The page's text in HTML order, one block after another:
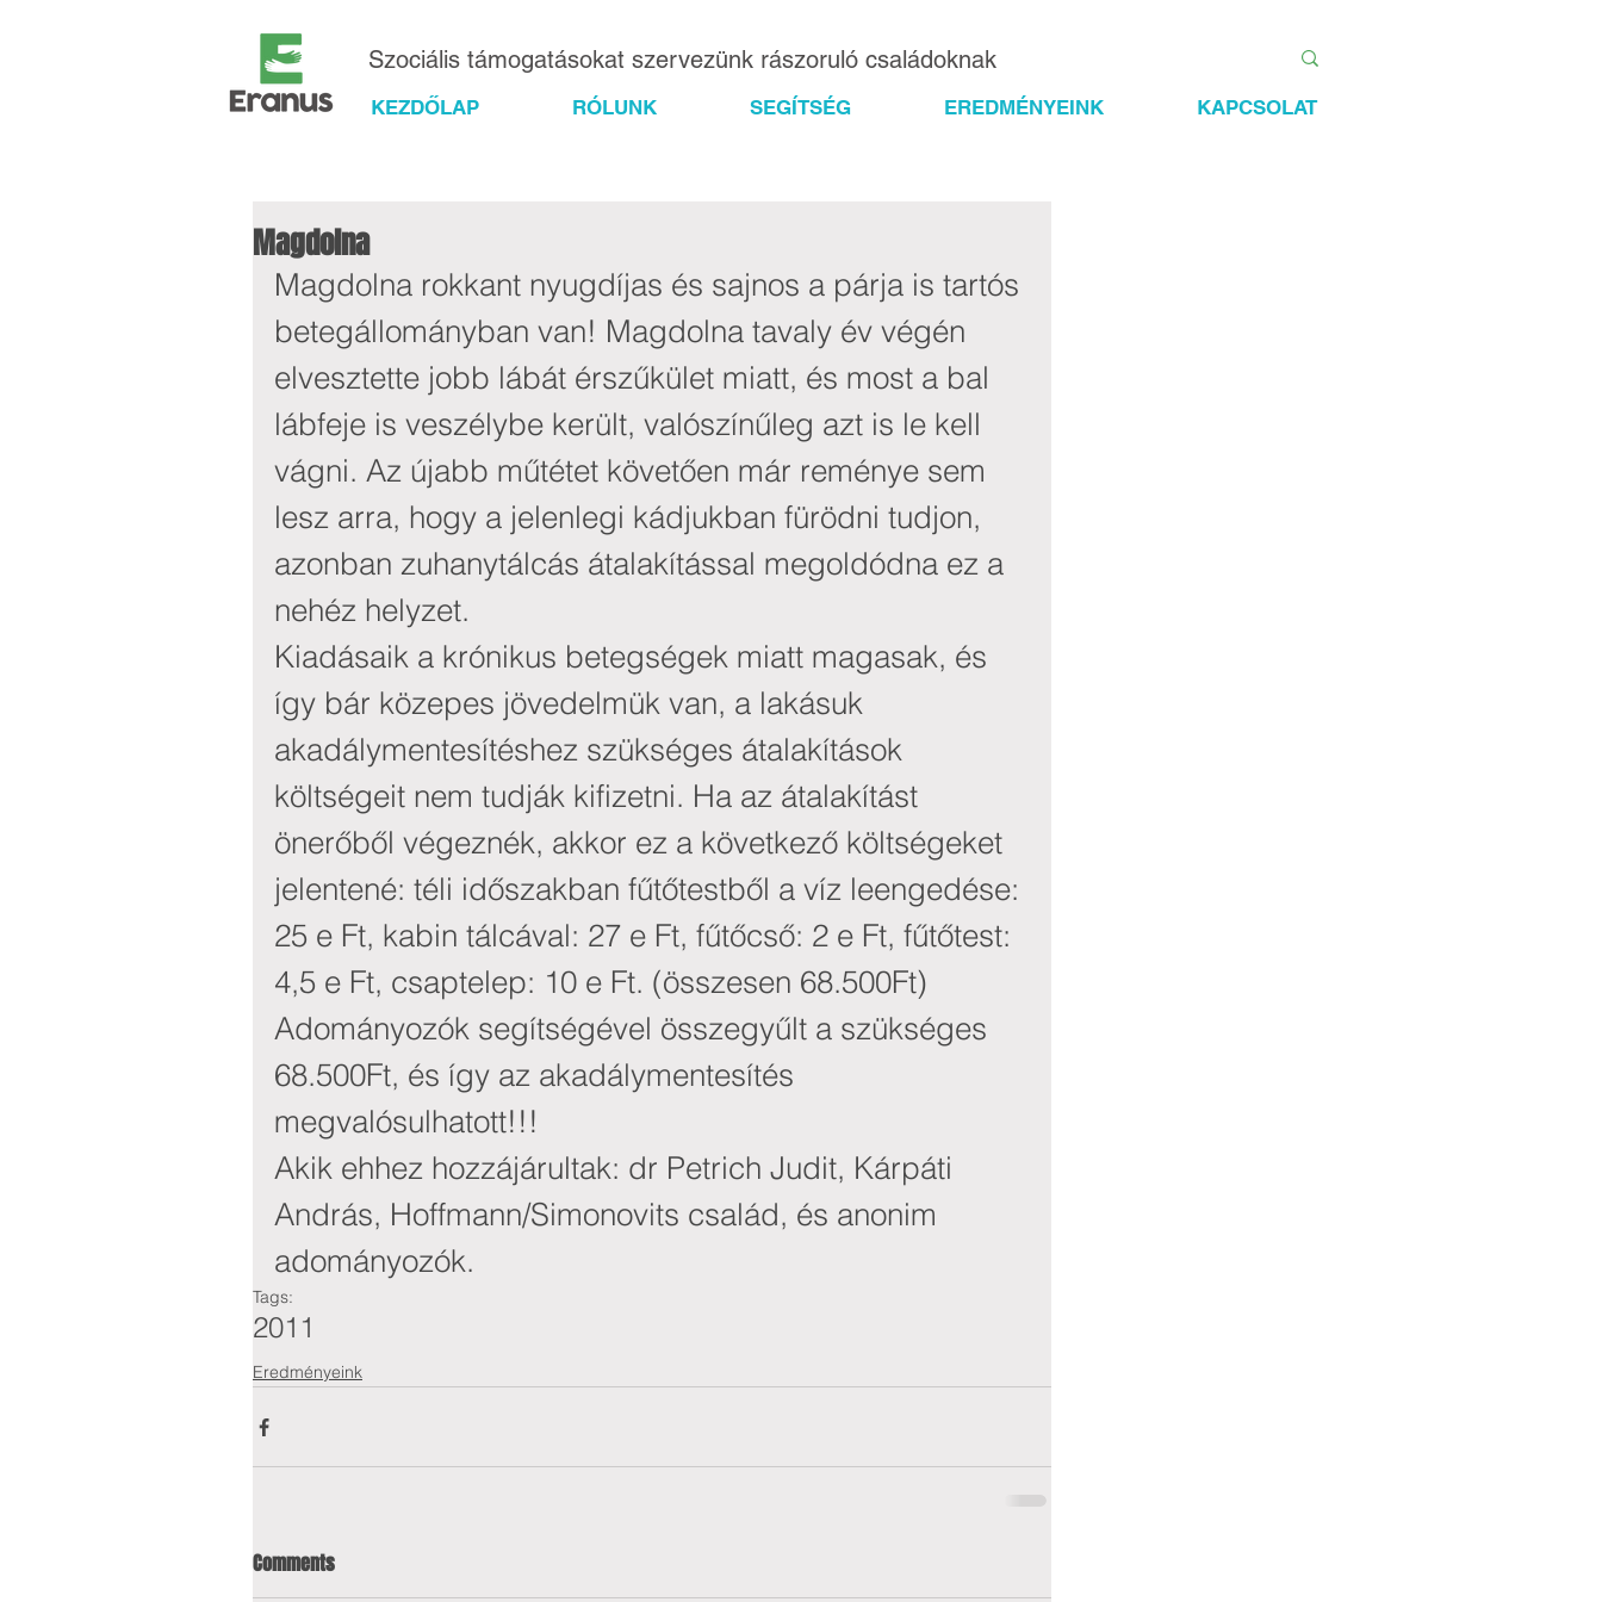
Szociális támogatásokat szervezünk rászoruló családoknak
KEZDŐLAP RÓLUNK SEGÍTSÉG EREDMÉNYEINK KAPCSOLAT
Magdolna
Magdolna rokkant nyugdíjas és sajnos a párja is tartós
betegállományban van! Magdolna tavaly év végén
elvesztette jobb lábát érszűkület miatt, és most a bal
lábfeje is veszélybe került, valószínűleg azt is le kell
vágni. Az újabb műtétet követően már reménye sem
lesz arra, hogy a jelenlegi kádjukban fürödni tudjon,
azonban zuhanytálcás átalakítással megoldódna ez a
nehéz helyzet.
Kiadásaik a krónikus betegségek miatt magasak, és
így bár közepes jövedelmük van, a lakásuk
akadálymentesítéshez szükséges átalakítások
költségeit nem tudják kifizetni. Ha az átalakítást
önerőből végeznék, akkor ez a következő költségeket
jelentené: téli időszakban fűtőtestből a víz leengedése:
25 e Ft, kabin tálcával: 27 e Ft, fűtőcső: 2 e Ft, fűtőtest:
4,5 e Ft, csaptelep: 10 e Ft. (összesen 68.500Ft)
Adományozók segítségével összegyűlt a szükséges
68.500Ft, és így az akadálymentesítés
megvalósulhatott!!!
Akik ehhez hozzájárultak: dr Petrich Judit, Kárpáti
András, Hoffmann/Simonovits család, és anonim
adományozók.
Tags:
2011
Eredményeink
Comments